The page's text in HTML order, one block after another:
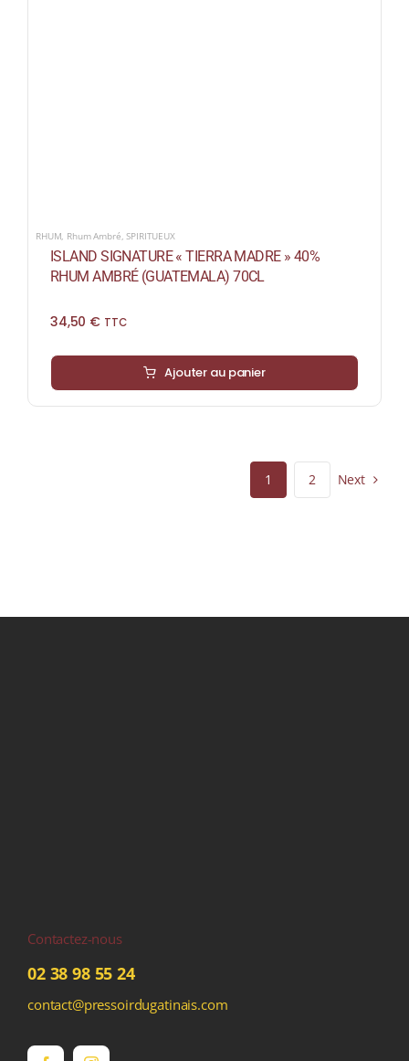
RHUM Rhum Ambré ,SPIRITUEUX
ISLAND SIGNATURE « TIERRA MADRE » 40%
RHUM AMBRÉ (GUATEMALA) 70CL
34,50 € TTC
Ajouter au panier
1 2 Next
Contactez-nous
02 38 98 55 24
contact@pressoirdugatinais.com